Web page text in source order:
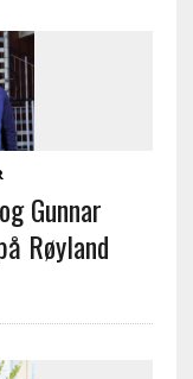
Gunnar
Røyland